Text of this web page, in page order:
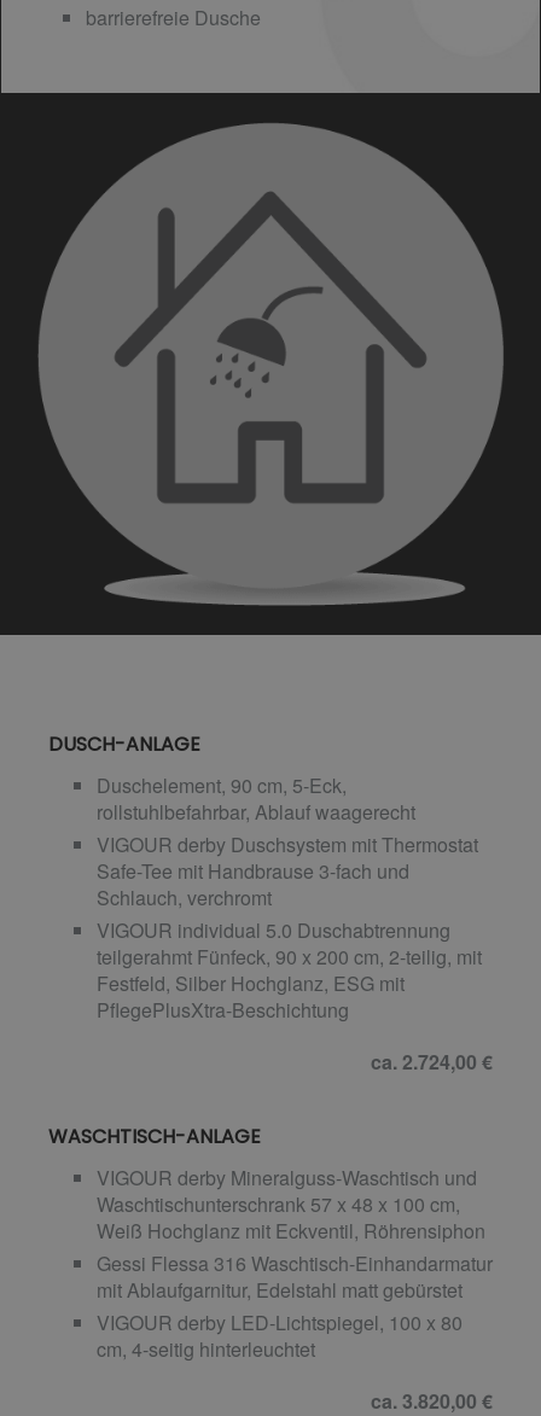
barrierefreie Dusche
DUSCH-ANLAGE
Duschelement, 90 cm, 5-Eck,
rollstuhlbefahrbar, Ablauf waagerecht
VIGOUR derby Duschsystem mit Thermostat
Safe-Tee mit Handbrause 3-fach und
Schlauch, verchromt
VIGOUR individual 5.0 Duschabtrennung
teilgerahmt Fünfeck, 90 x 200 cm, 2-teilig, mit
Festfeld, Silber Hochglanz, ESG mit
PflegePlusXtra-Beschichtung
ca. 2.724,00 €
WASCHTISCH-ANLAGE
VIGOUR derby Mineralguss-Waschtisch und
Waschtischunterschrank 57 x 48 x 100 cm,
Weiß Hochglanz mit Eckventil, Röhrensiphon
Gessi Flessa 316 Waschtisch-Einhandarmatur
mit Ablaufgarnitur, Edelstahl matt gebürstet
VIGOUR derby LED-Lichtspiegel, 100 x 80
cm, 4-seitig hinterleuchtet
ca. 3.820,00 €